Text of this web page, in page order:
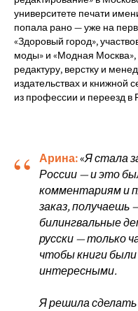
университете печати
попала рано — уже на
«Здоровый город»,
моды» и «Модная Москва»,
редактуру, верстку и
издательствах и книжной
из профессии и переезд в
“ Арина:«Я стала
России — и это
комментариям и
заказ, получаешь
билингвальные
русски — только
чтобы книги
интересными.
Я решила